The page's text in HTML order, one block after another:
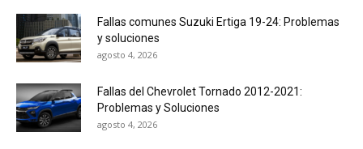
Fallas comunes Suzuki Ertiga 19-24: Problemas
y soluciones
agosto 4, 2026
Fallas del Chevrolet Tornado 2012-2021:
Problemas y Soluciones
agosto 4, 2026